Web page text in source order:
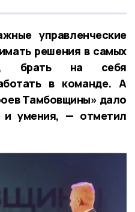
управленческие
решения в самых
брать на себя
в команде. А
Тамбовщины» дало
и умения, — отметил